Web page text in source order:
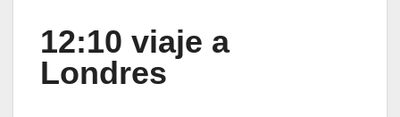
12:10 viaje a
Londres